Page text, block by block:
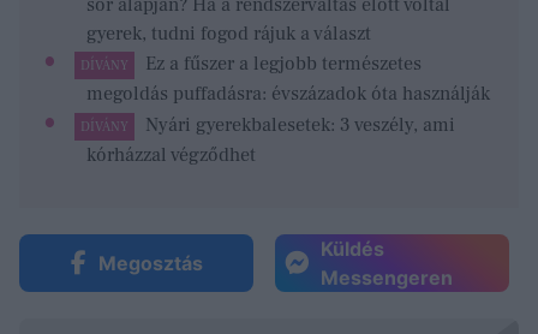
sor alapján? Ha a rendszerváltás előtt voltál
gyerek, tudni fogod rájuk a választ
DÍVÁNY
Ez a fűszer a legjobb természetes
megoldás puffadásra: évszázadok óta használják
DÍVÁNY
Nyári gyerekbalesetek: 3 veszély, ami
kórházzal végződhet
Megosztás
Küldés
Messengeren